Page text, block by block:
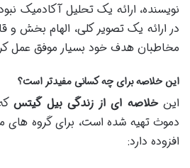
نویسنده، ارائه یک تحلیل آکادمیک
در ارائه یک تصویر کلی، الهام بخش و
مخاطبان هدف خود بسیار موفق عمل
این خلاصه برای چه کسانی مفیدتر است؟
اینخلاصه ای از زندگی بیل گیتس
دموث تهیه شده است، برای گروه های
افزوده دارد: